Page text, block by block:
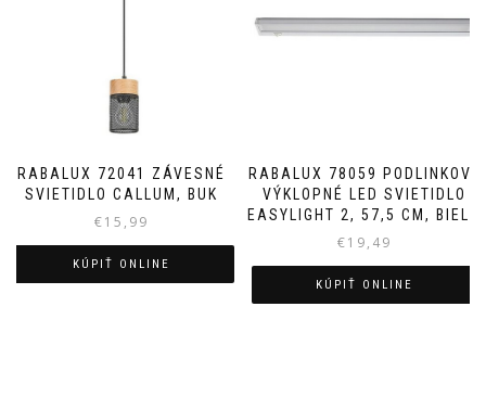
RABALUX 72041 ZÁVESNÉ
SVIETIDLO CALLUM, BUK
€15,99
KÚPIŤ ONLINE
RABALUX 78059 PODLINKOVÉ
VÝKLOPNÉ LED SVIETIDLO
EASYLIGHT 2, 57,5 CM, BIELA
€19,49
KÚPIŤ ONLINE